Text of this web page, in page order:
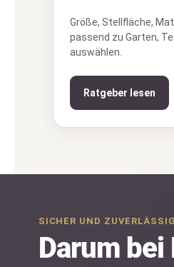
Größe, Stellfläche,
passend zu Garten,
auswählen.
Ratgeber lesen
SICHER UND
Darum